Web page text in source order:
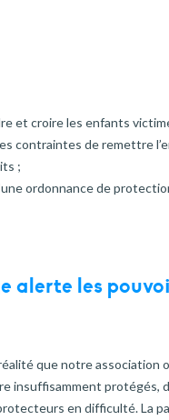
et croire les enfants
contraintes de remettre
;
ordonnance de
alerte les
que notre association
insuffisamment protégés,
en difficulté. La